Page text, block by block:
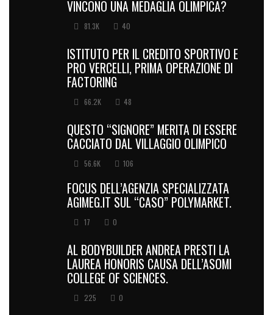
VINCONO UNA MEDAGLIA OLIMPICA?
81.3K 40
ISTITUTO PER IL CREDITO SPORTIVO E
PRO VERCELLI, PRIMA OPERAZIONE DI
FACTORING
66.2K 48
QUESTO “SIGNORE” MERITA DI ESSERE
CACCIATO DAL VILLAGGIO OLIMPICO
56.6K 106
FOCUS DELL’AGENZIA SPECIALIZZATA
AGIMEG.IT SUL “CASO” POLYMARKET.
17 0
AL BODYBUILDER ANDREA PRESTI LA
LAUREA HONORIS CAUSA DELL’ASOMI
COLLEGE OF SCIENCES.
225 0